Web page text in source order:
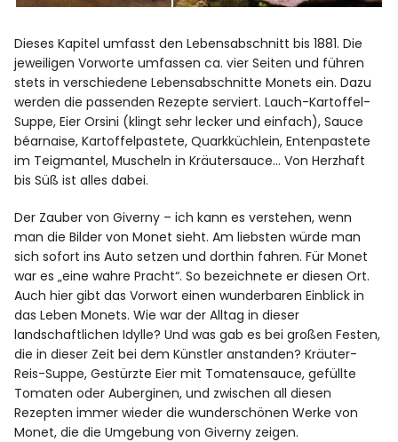
Dieses Kapitel umfasst den Lebensabschnitt bis 1881. Die
jeweiligen Vorworte umfassen ca. vier Seiten und führen
stets in verschiedene Lebensabschnitte Monets ein. Dazu
werden die passenden Rezepte serviert. Lauch-Kartoffel-
Suppe, Eier Orsini (klingt sehr lecker und einfach), Sauce
béarnaise, Kartoffelpastete, Quarkküchlein, Entenpastete
im Teigmantel, Muscheln in Kräutersauce… Von Herzhaft
bis Süß ist alles dabei.
Der Zauber von Giverny – ich kann es verstehen, wenn
man die Bilder von Monet sieht. Am liebsten würde man
sich sofort ins Auto setzen und dorthin fahren. Für Monet
war es „eine wahre Pracht“. So bezeichnete er diesen Ort.
Auch hier gibt das Vorwort einen wunderbaren Einblick in
das Leben Monets. Wie war der Alltag in dieser
landschaftlichen Idylle? Und was gab es bei großen Festen,
die in dieser Zeit bei dem Künstler anstanden? Kräuter-
Reis-Suppe, Gestürzte Eier mit Tomatensauce, gefüllte
Tomaten oder Auberginen, und zwischen all diesen
Rezepten immer wieder die wunderschönen Werke von
Monet, die die Umgebung von Giverny zeigen.